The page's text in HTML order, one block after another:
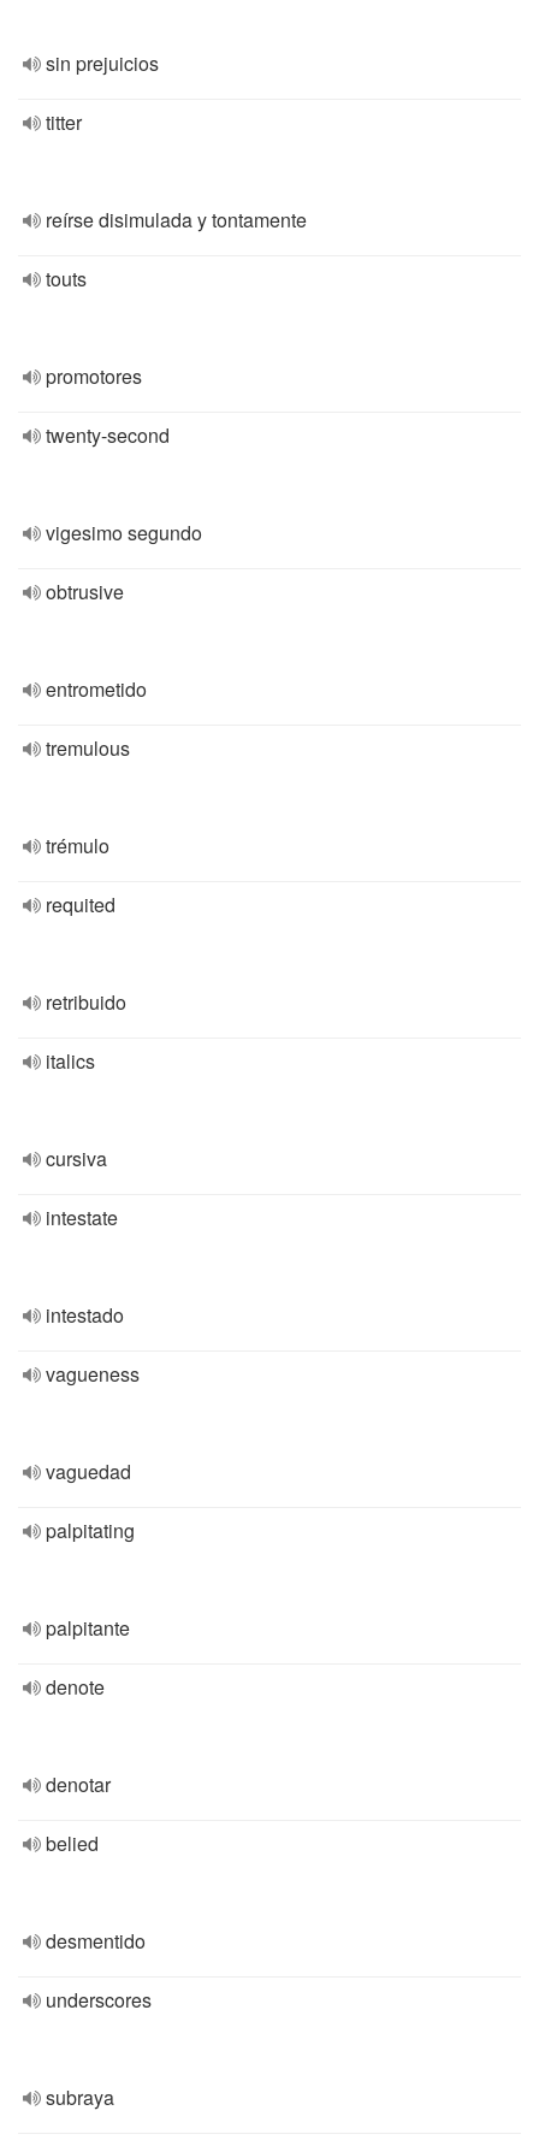
sin prejuicios
titter
reírse disimulada y tontamente
touts
promotores
twenty-second
vigesimo segundo
obtrusive
entrometido
tremulous
trémulo
requited
retribuido
italics
cursiva
intestate
intestado
vagueness
vaguedad
palpitating
palpitante
denote
denotar
belied
desmentido
underscores
subraya